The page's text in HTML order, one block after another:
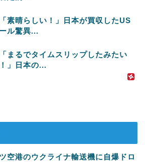
素晴らしい！」日本が買収したUS
ル驚異...
まるでタイムスリップしたみたい
」日本の...
空港のウクライナ輸送機に自爆ドロ